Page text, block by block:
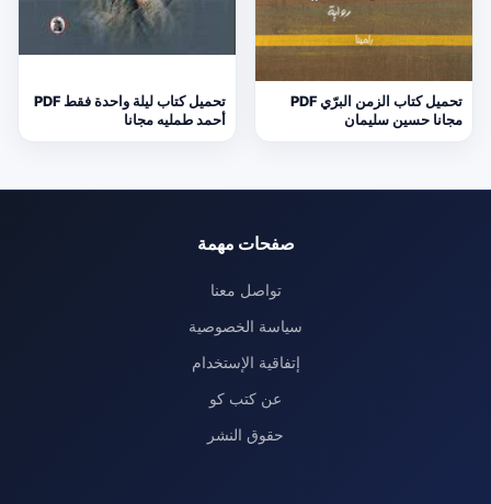
تحميل كتاب الزمن البرّي PDF
مجانا حسين سليمان
تحميل كتاب ليلة واحدة فقط PDF
أحمد طمليه مجانا
صفحات مهمة
تواصل معنا
سياسة الخصوصية
إتفاقية الإستخدام
عن كتب كو
حقوق النشر